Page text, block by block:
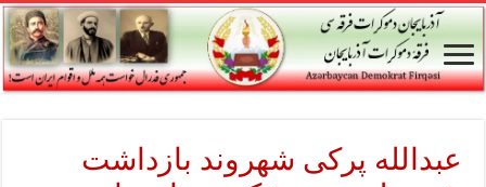
عبدالله پرکی شهروند بازداشت